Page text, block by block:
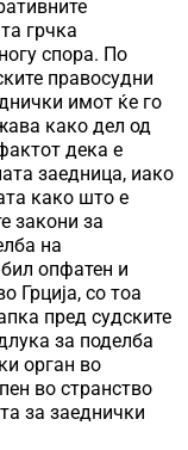
грчка
спора. По
правосудни
имот ќе го
како дел од
дека е
заедница, иако
како што е
закони за
на
опфатен и
Грција, со тоа
пред судските
за поделба
орган во
во странство
за заеднички